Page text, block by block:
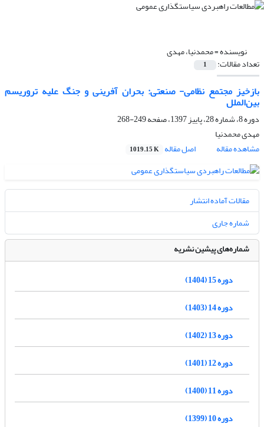
نویسنده =محمدنیا، مهدی
تعداد مقالات: 1
بازخیز مجتمع نظامی- صنعتی: بحران آفرینی و جنگ علیه تروریسم
بین‌الملل
دوره 8، شماره 28، پاییز 1397، صفحه
249-268
مهدی محمدنیا
مشاهده مقاله
اصل مقاله 1019.15 K
مقالات آماده انتشار
شماره جاری
شماره‌های پیشین نشریه
دوره 15 (1404)
دوره 14 (1403)
دوره 13 (1402)
دوره 12 (1401)
دوره 11 (1400)
دوره 10 (1399)